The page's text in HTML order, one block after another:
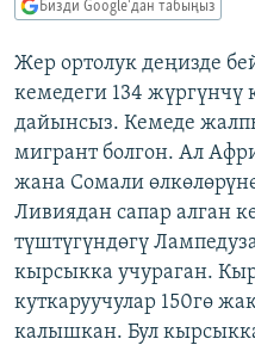
ЭКСПЕРТТЕР ТАЛДАЙТ
БИЗ ЖАНА ДҮЙНӨ
ДАНИСТЕ
ЭЖЕ-СИҢДИЛЕР
ЫҢГАЙСЫЗ СУРООЛОР
ӨЗГӨЧӨ ПИКИР
Русский
ОНЛАЙН ШЕРИНЕ
ЭЕ/АРнун бардык
Бизди Google'дан табыңыз
Жер ортолук деңизде
кемедеги 134
дайынсыз. Кемеде
мигрант болгон. Ал
жана Сомали
Ливиядан сапар алган
түштүгүндөгү
кырсыкка учураган.
куткаруучулар 150гө
калышкан. Бул